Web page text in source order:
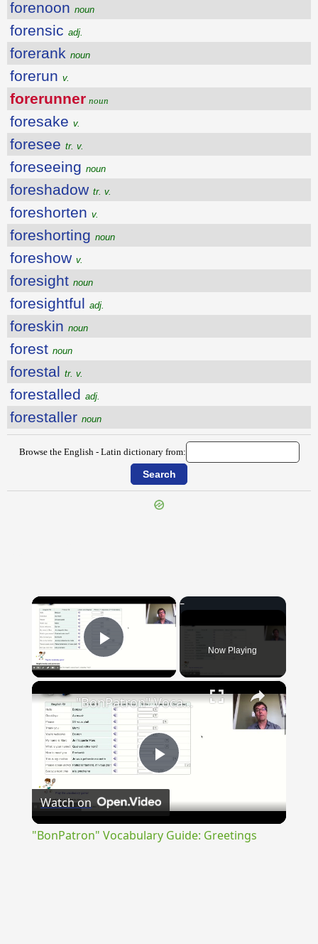
forenoon noun
forensic adj.
forerank noun
forerun v.
forerunner noun
foresake v.
foresee tr. v.
foreseeing noun
foreshadow tr. v.
foreshorten v.
foreshorting noun
foreshow v.
foresight noun
foresightful adj.
foreskin noun
forest noun
forestal tr. v.
forestalled adj.
forestaller noun
Browse the English - Latin dictionary from:
×
Play Video Now Playing
×
Play
Video
"BonPatron" Vocabulary Guide: Greetings
Watch on
"BonPatron" Vocabulary Guide: Greetings